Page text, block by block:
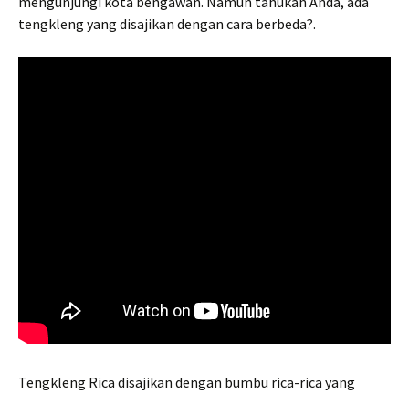
tengkleng yang disajikan dengan cara berbeda?.
Tengkleng Rica disajikan dengan bumbu rica-rica yang